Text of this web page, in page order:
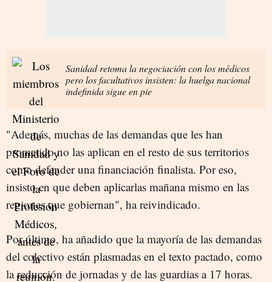
Sanidad retoma la negociación con los médicos
pero los facultativos insisten: la huelga nacional
indefinida sigue en pie
"Además, muchas de las demandas que les han
prometido no las aplican en el resto de sus territorios
como defender una financiación finalista. Por eso,
insisto en que deben aplicarlas mañana mismo en las
regiones que gobiernan", ha reivindicado.
Por último, ha añadido que la mayoría de las demandas
del colectivo están plasmadas en el texto pactado, como
la reducción de jornadas y de las guardias a 17 horas.